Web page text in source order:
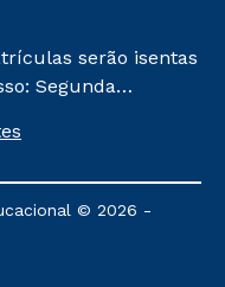
serão isentas
Segunda
será de R$
cursos: Ensino
e Metodologia
© 2026 -